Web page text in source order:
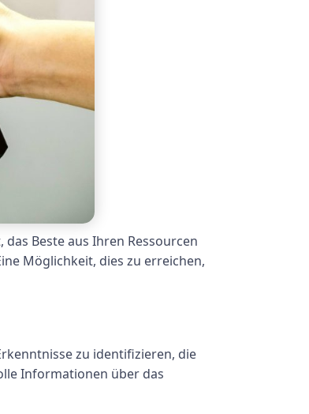
Beste aus Ihren Ressourcen
Möglichkeit, dies zu erreichen,
zu identifizieren, die
Informationen über das